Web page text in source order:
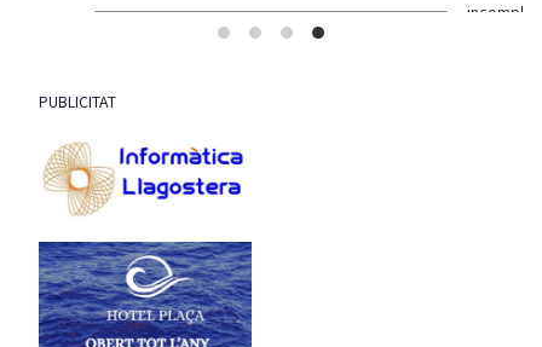
incompliments…
PUBLICITAT